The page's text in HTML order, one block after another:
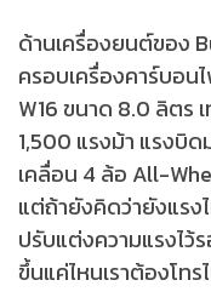
ด้านเครื่องยนต์ของ
ครอบเครื่องคาร์บอน
W16 ขนาด 8.0 ลิตร
1,500 แรงม้า แรงบิ
เคลื่อน 4 ล้อ All-
แต่ถ้ายังคิดว่ายังแรง
ปรับแต่งความแรงไว้
ขึ้นแค่ไหนเราต้องโท